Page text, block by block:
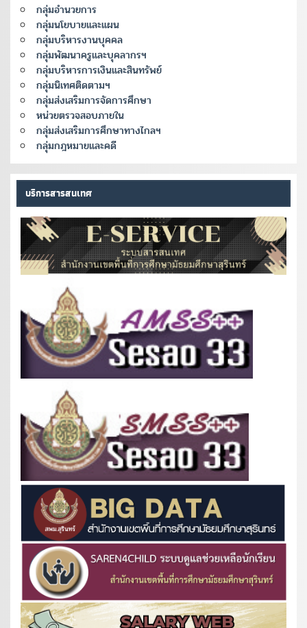
กลุ่มอำนวยการ
กลุ่มนโยบายและแผน
กลุ่มบริหารงานบุคคล
กลุ่มพัฒนาครูและบุคลากรฯ
กลุ่มบริหารการเงินและสินทรัพย์
กลุ่มนิเทศติดตามฯ
กลุ่มส่งเสริมการจัดการศึกษา
หน่วยตรวจสอบภายใน
กลุ่มส่งเสริมการศึกษาทางไกลฯ
กลุ่มกฎหมายและคดี
บริการสารสนเทศ